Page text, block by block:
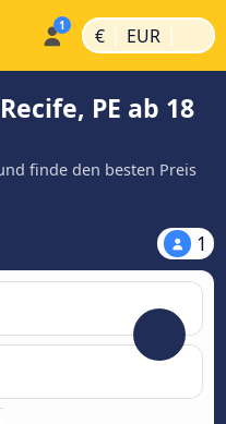
€ | EUR |
PE ab 18
finde den besten Preis
1